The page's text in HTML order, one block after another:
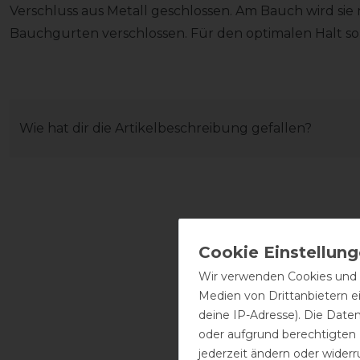
Verschluss aus Metall geschlossen. Am Bauch wird
Bauchgurten verschlossen. Für den optimalen Halt
Wie hat dir die Artikelbeschreibung gefallen?
Wir verwenden Cookies
Medien von Drittanbietern
deine IP-Adresse). Die
oder aufgrund berechtigten
jederzeit ändern oder